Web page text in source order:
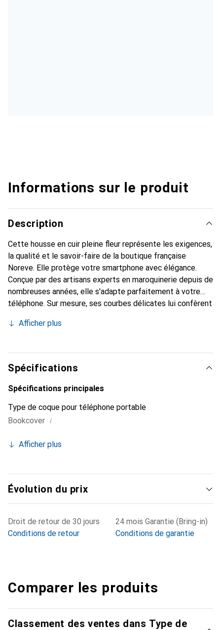
Informations sur le produit
Description
Cette housse en cuir pleine fleur représente les exigences,
la qualité et le savoir-faire de la boutique française
Noreve. Elle protège votre smartphone avec élégance.
Conçue par des artisans experts en maroquinerie depuis de
nombreuses années, elle s'adapte parfaitement à votre
téléphone. Sur mesure, ses courbes délicates lui confèrent
et indispensable de votre smartphone. Reconnaître
marque Noreve est un choix sûr pour une clientèle
exigeante.
Afficher plus
Spécifications
Spécifications principales
Type de coque pour téléphone portable
Bookcover i
Afficher plus
Évolution du prix
Droit de retour de 30 jours
Conditions de retour
24 mois Garantie (Bring-in)
Conditions de garantie
Comparer les produits
Classement des ventes dans Type de